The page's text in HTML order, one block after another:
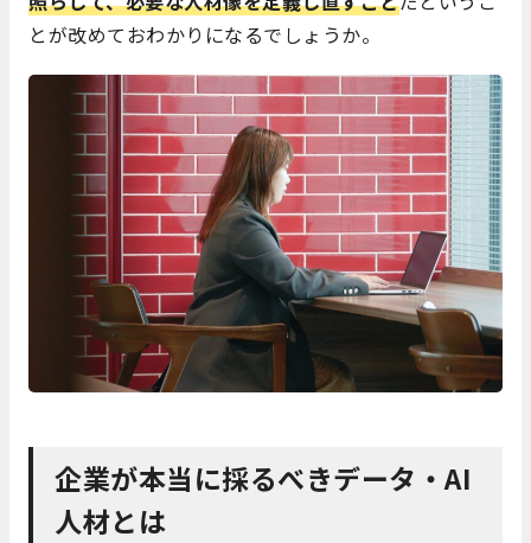
とが改めておわかりになるでしょうか。
企業が本当に採るべきデータ・AI
人材とは